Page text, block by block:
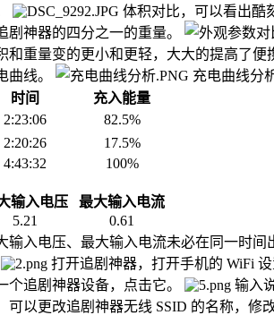
体积对比，可以看出酷
剧神器的四分之一的重量。
和重量变的更小和更轻，大大的提高了
曲线。
充电曲线分
时间
充入能量
2:23:06
82.5%
2:20:26
17.5%
4:43:32 100%
输入电压
最大输入电流
5.21
0.61
输入电压、最大输入电流未必在同一时
打开追剧神器，打开手机的 WiFi
个追剧神器设备，点击它。
输入
可以更改追剧神器无线 SSID 的名称，修